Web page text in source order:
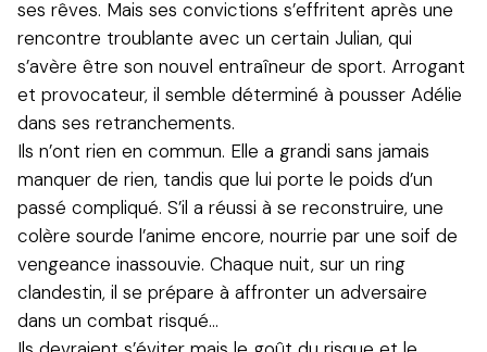
ses rêves. Mais ses convictions s’effritent après une
rencontre troublante avec un certain Julian, qui
s’avère être son nouvel entraîneur de sport. Arrogant
et provocateur, il semble déterminé à pousser Adélie
dans ses retranchements.
Ils n’ont rien en commun. Elle a grandi sans jamais
manquer de rien, tandis que lui porte le poids d’un
passé compliqué. S’il a réussi à se reconstruire, une
colère sourde l’anime encore, nourrie par une soif de
vengeance inassouvie. Chaque nuit, sur un ring
clandestin, il se prépare à affronter un adversaire
dans un combat risqué…